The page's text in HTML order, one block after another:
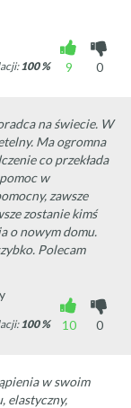
9
0
100 %
na świecie. W
Ma ogromna
co przekłada
w
zawsze
zostanie kimś
o nowym domu.
Polecam
10
0
100 %
w swoim
elastyczny,